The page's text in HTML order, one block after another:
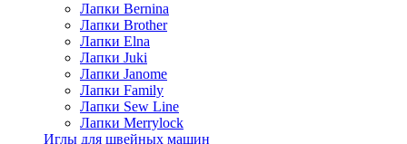
Лапки Bernina
Лапки Brother
Лапки Elna
Лапки Juki
Лапки Janome
Лапки Family
Лапки Sew Line
Лапки Merrylock
Иглы для швейных машин